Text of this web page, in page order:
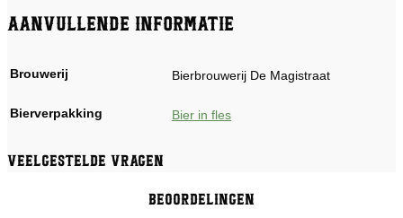
Aanvullende informatie
Brouwerij Bierbrouwerij De Magistraat
Bierverpakking Bier in fles
Veelgestelde vragen
Beoordelingen